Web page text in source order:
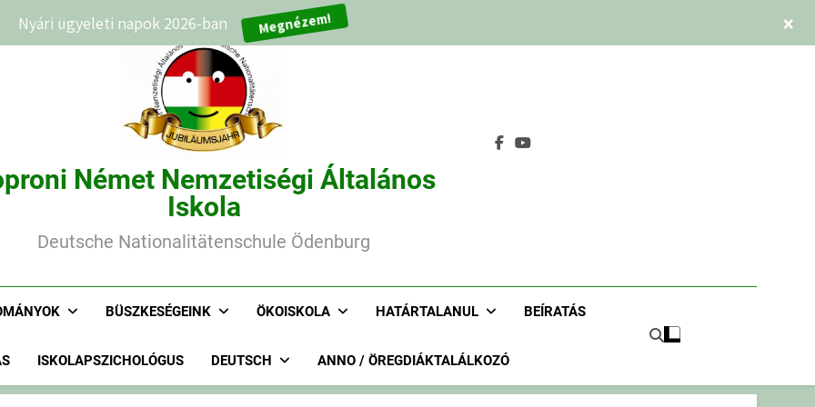
Német Nemzetiségi Általános
Iskola
Deutsche Nationalitätenschule Ödenburg
BÜSZKESÉGEINK ÖKOISKOLA HATÁRTALANUL BEÍRATÁS
ISKOLAPSZICHOLÓGUS DEUTSCH ANNO / ÖREGDIÁKTALÁLKOZÓ
Nyári ügyeleti napok 2026-ban Megnézem! ×